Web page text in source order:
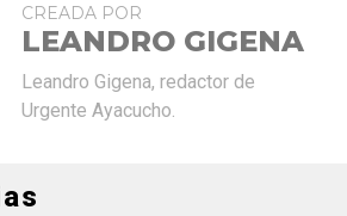
CREADA POR
LEANDRO GIGENA
Leandro Gigena, redactor de
Urgente Ayacucho.